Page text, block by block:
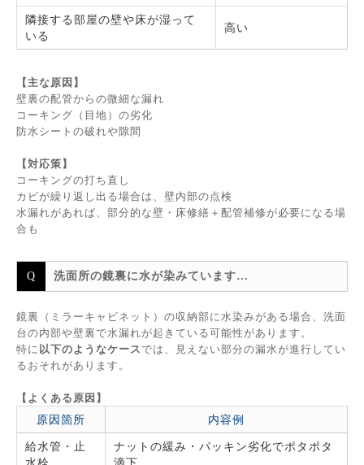
隣接する部屋の壁や床が湿って
いる
高い
【主な原因】
壁裏の配管からの微細な漏れ
コーキング（目地）の劣化
防水シートの破れや隙間
【対応策】
コーキングの打ち直し
カビが繰り返し出る場合は、壁内部の点検
水漏れがあれば、部分的な壁・床修繕＋配管補修が必要になる場
合も
洗面所の鏡裏に水が染みています…
鏡裏（ミラーキャビネット）の収納部に水染みがある場合、洗面
台の内部や壁裏で水漏れが起きている可能性があります。
特に 以下のようなケースでは、見えない部分の漏水が進行してい
るおそれがあります。
【よくある原因】
原因箇所
内容例
給水管・止
水栓
ナットの緩み・パッキン劣化でポタポタ
滴下